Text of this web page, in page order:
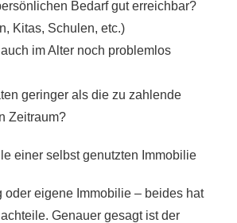
Bedarf gut erreichbar?
Kitas, Schulen, etc.)
im Alter noch problemlos
geringer als die zu zahlende
Zeitraum?
einer selbst genutzten Immobilie
oder eigene Immobilie – beides hat
Genauer gesagt ist der